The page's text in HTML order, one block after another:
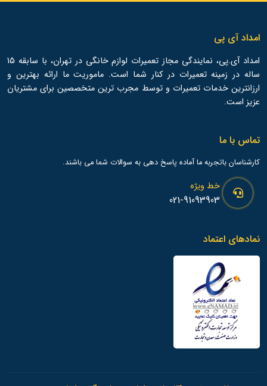
امداد آی پی
امداد آی.پی، نمایندگی مجاز تعمیرات لوازم خانگی در تهران، با سابقه 15
ساله در زمینه تعمیرات در کنار شما است. ماموریت ما ارائه بهترین و
ارزانترین خدمات تعمیرات و توسط مجرب ترین متخصصین برای مشتریان
عزیز است.
تماس با ما
کارشناسان باتجربه ما آماده پاسخ دهی به سوالات شما می باشند.
خط ویژه
021-91093903
نمادهای اعتماد